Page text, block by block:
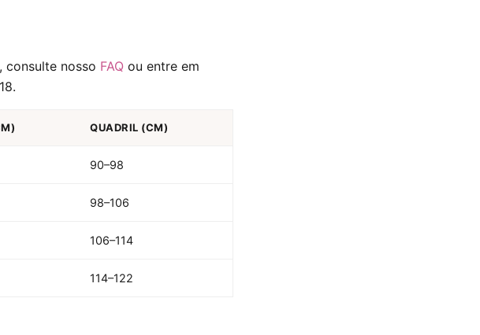
consulte nosso FAQ ou entre em
QUADRIL (CM)
90–98
98–106
106–114
114–122